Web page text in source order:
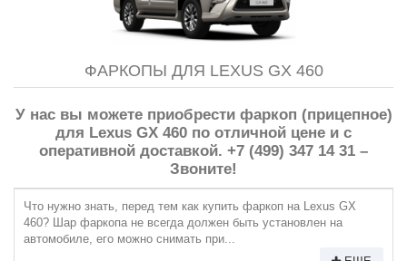
ФАРКОПЫ ДЛЯ LEXUS GX 460
У нас вы можете приобрести фаркоп (прицепное)
для Lexus GX 460 по отличной цене и с
оперативной доставкой. +7 (499) 347 14 31 –
Звоните!
Что нужно знать, перед тем как купить фаркоп на Lexus GX
460? Шар фаркопа не всегда должен быть установлен на
автомобиле, его можно снимать при...